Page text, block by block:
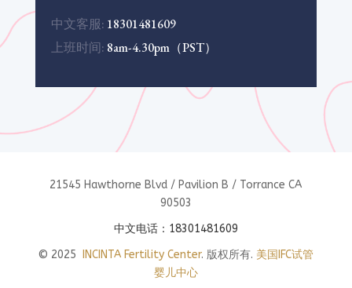
中文客服: 18301481609
上班时间: 8am-4.30pm（PST）
21545 Hawthorne Blvd / Pavilion B / Torrance CA
90503
中文电话：18301481609
© 2025
INCINTA Fertility Center. 版权所有. 美国IFC试管
婴儿中心